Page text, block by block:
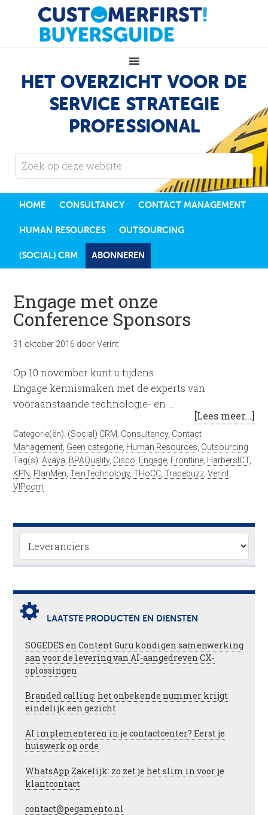
HET OVERZICHT VOOR DE
SERVICE STRATEGIE
PROFESSIONAL
HOME CONSULTANCY CONTACT MANAGEMENT
HUMAN RESOURCES OUTSOURCING
(SOCIAL) CRM ABONNEREN
Engage met onze
Conference Sponsors
31 oktober 2016 doorVerint
Op 10 november kunt u tijdens
Engage kennismaken met de experts van
vooraanstaande technologie- en …
[Lees meer...]
Categorie(ën): (Social) CRM Consultancy, Contact
Management Geen categorie Human Resources Outsourcing
Tag(s):Avaya BPAQuality, Cisco Engage Frontline HarbersICT,
KPN PlanMen ,TeinTechnology,THoCC ,Tracebuzz ,Verint
VIPcom
LAATSTE PRODUCTEN EN DIENSTEN
SOGEDES en Content Guru kondigen samenwerking
aan voor de levering van AI-aangedreven CX-
oplossingen
Branded calling: het onbekende nummer krijgt
eindelijk een gezicht
AI implementeren in je contactcenter? Eerst je
huiswerk op orde
WhatsApp Zakelijk: zo zet je het slim in voor je
klantcontact
contact@pegamento.nl